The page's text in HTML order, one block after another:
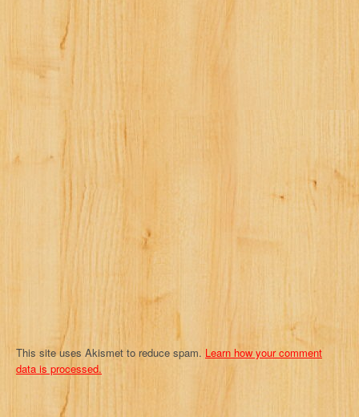
v
a
This site uses Akismet to reduce spam. Learn how your comment
data is processed.